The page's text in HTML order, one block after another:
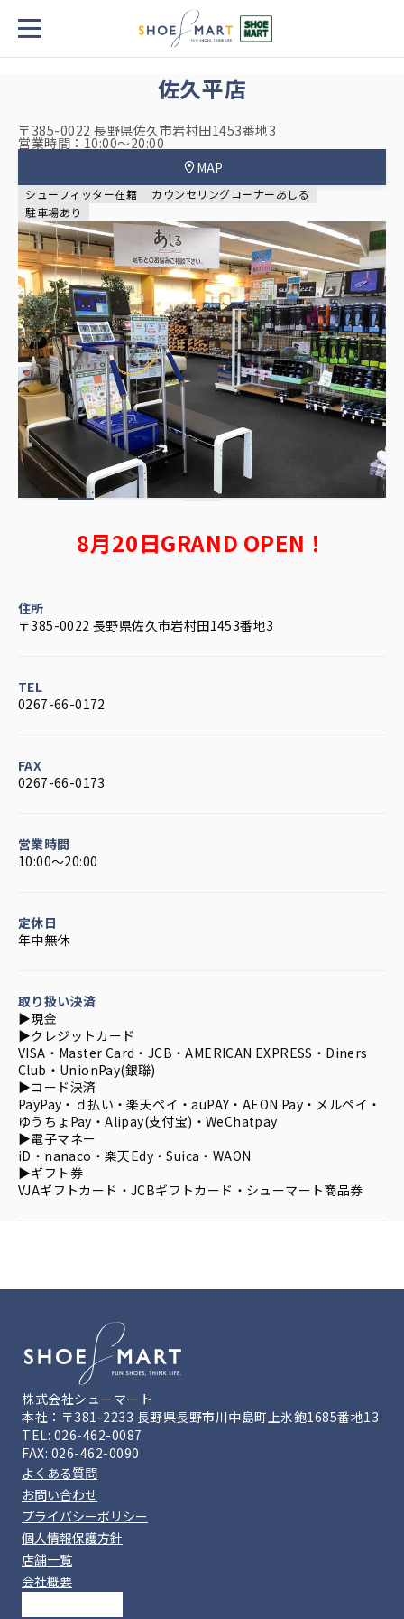
TOP 佐久平店
佐久平店
〒385-0022 長野県佐久市岩村田1453番地3
営業時間：10:00～20:00
MAP
シューフィッター在籍
カウンセリングコーナーあしる
駐車場あり
8月20日GRAND OPEN！
住所
〒385-0022 長野県佐久市岩村田1453番地3
TEL
0267-66-0172
FAX
0267-66-0173
営業時間
10:00～20:00
定休日
年中無休
取り扱い決済
▶︎現金
▶︎クレジットカード
VISA・Master Card・JCB・AMERICAN EXPRESS・Diners
Club・UnionPay(銀聯)
▶︎コード決済
PayPay・ｄ払い・楽天ペイ・auPAY・AEON Pay・メルペイ・
ゆうちょPay・Alipay(支付宝)・WeChatpay
▶︎電子マネー
iD・nanaco・楽天Edy・Suica・WAON
▶︎ギフト券
VJAギフトカード・JCBギフトカード・シューマート商品券
株式会社シューマート
本社：〒381-2233 長野県長野市川中島町上氷鉋1685番地13
TEL: 026-462-0087
FAX: 026-462-0090
よくある質問
お問い合わせ
プライバシーポリシー
個人情報保護方針
店舗一覧
会社概要